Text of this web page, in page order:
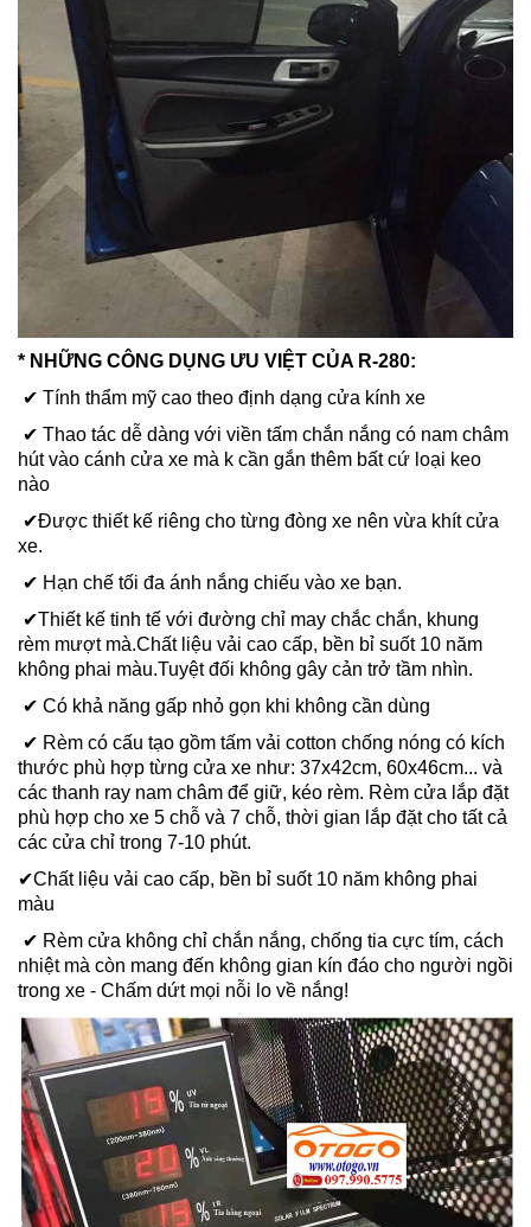
* NHỮNG CÔNG DỤNG ƯU VIỆT CỦA R-280:
✔ Tính thẩm mỹ cao theo định dạng cửa kính xe
✔ Thao tác dễ dàng với viền tấm chắn nắng có nam châm
hút vào cánh cửa xe mà k cần gắn thêm bất cứ loại keo
nào
✔Được thiết kế riêng cho từng đòng xe nên vừa khít cửa
xe.
✔ Hạn chế tối đa ánh nắng chiếu vào xe bạn.
✔Thiết kế tinh tế với đường chỉ may chắc chắn, khung
rèm mượt mà.Chất liệu vải cao cấp, bền bỉ suốt 10 năm
không phai màu.Tuyệt đối không gây cản trở tầm nhìn.
✔ Có khả năng gấp nhỏ gọn khi không cần dùng
✔ Rèm có cấu tạo gồm tấm vải cotton chống nóng có kích
thước phù hợp từng cửa xe như: 37x42cm, 60x46cm... và
các thanh ray nam châm để giữ, kéo rèm. Rèm cửa lắp đặt
phù hợp cho xe 5 chỗ và 7 chỗ, thời gian lắp đặt cho tất cả
các cửa chỉ trong 7-10 phút.
✔Chất liệu vải cao cấp, bền bỉ suốt 10 năm không phai
màu
✔ Rèm cửa không chỉ chắn nắng, chống tia cực tím, cách
nhiệt mà còn mang đến không gian kín đáo cho người ngồi
trong xe - Chấm dứt mọi nỗi lo về nắng!